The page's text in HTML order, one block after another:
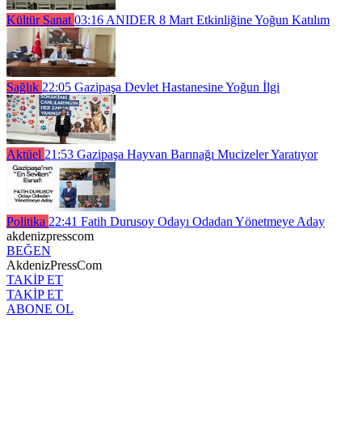
Kültür Sanat 03:16 ANIDER 8 Mart Etkinliğine Yoğun Katılım
Sağlık 22:05 Gazipaşa Devlet Hastanesine Yoğun İlgi
Aktüel 21:53 Gazipaşa Hayvan Barınağı Mucizeler Yaratıyor
Politika 22:41 Fatih Durusoy Odayı Odadan Yönetmeye Aday
akdenizpresscom
BEĞEN
AkdenizPressCom
TAKİP ET
TAKİP ET
ABONE OL